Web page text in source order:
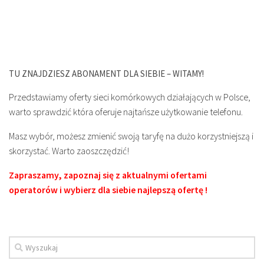
TU ZNAJDZIESZ ABONAMENT DLA SIEBIE – WITAMY!
Przedstawiamy oferty sieci komórkowych działających w Polsce,
warto sprawdzić która oferuje najtańsze użytkowanie telefonu.
Masz wybór, możesz zmienić swoją taryfę na dużo korzystniejszą i
skorzystać. Warto zaoszczędzić!
Zapraszamy, zapoznaj się z aktualnymi ofertami
operatorów i wybierz dla siebie najlepszą ofertę !